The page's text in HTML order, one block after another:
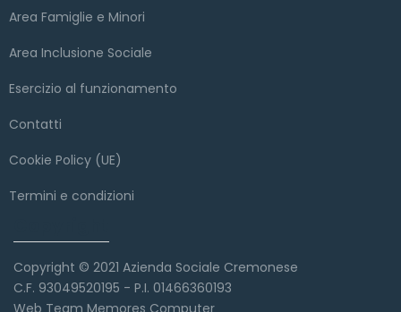
Area Famiglie e Minori
Area Inclusione Sociale
Esercizio al funzionamento
Contatti
Cookie Policy (UE)
Termini e condizioni
Copyright © 2021 Azienda Sociale Cremonese
C.F. 93049520195 - P.I. 01466360193
Web Team Memores Computer